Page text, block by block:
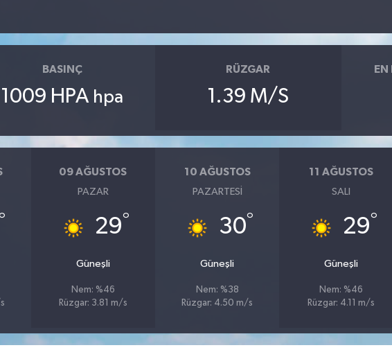
BASINÇ
1009 HPA hpa
RÜZGAR
1.39 M/S
EN
09 AĞUSTOS
PAZAR
29°
Güneşli
Nem: %46
Rüzgar: 3.81 m/s
10 AĞUSTOS
PAZARTESI
30°
Güneşli
Nem: %38
Rüzgar: 4.50 m/s
11 AĞUSTOS
SALI
29°
Güneşli
Nem: %46
Rüzgar: 4.11 m/s